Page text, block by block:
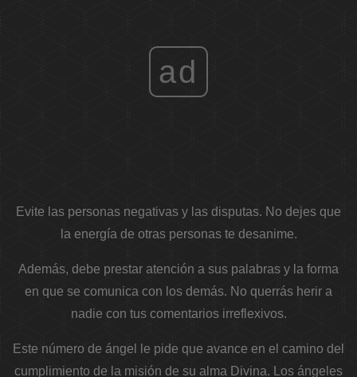
ad
Evite las personas negativas y las disputas. No dejes que
la energía de otras personas te desanime.
Además, debe prestar atención a sus palabras y la forma
en que se comunica con los demás. No querrás herir a
nadie con tus comentarios irreflexivos.
Este número de ángel le pide que avance en el camino del
cumplimiento de la misión de su alma Divina. Los ángeles